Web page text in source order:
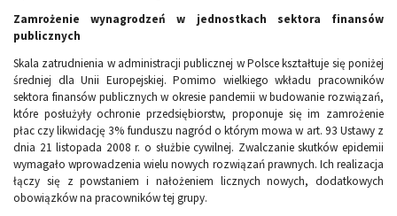
Zamrożenie wynagrodzeń w jednostkach sektora finansów
publicznych
Skala zatrudnienia w administracji publicznej w Polsce kształtuje się poniżej
średniej dla Unii Europejskiej. Pomimo wielkiego wkładu pracowników
sektora finansów publicznych w okresie pandemii w budowanie rozwiązań,
które posłużyły ochronie przedsiębiorstw, proponuje się im zamrożenie
płac czy likwidację 3% funduszu nagród o którym mowa w art. 93 Ustawy z
dnia 21 listopada 2008 r. o służbie cywilnej. Zwalczanie skutków epidemii
wymagało wprowadzenia wielu nowych rozwiązań prawnych. Ich realizacja
łączy się z powstaniem i nałożeniem licznych nowych, dodatkowych
obowiązków na pracowników tej grupy.